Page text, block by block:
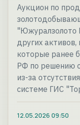
Аукцион по
"Южуралзолото
других
которые ранее
РФ по решению
из-за
системе ГИС
12.05.2026 09:50